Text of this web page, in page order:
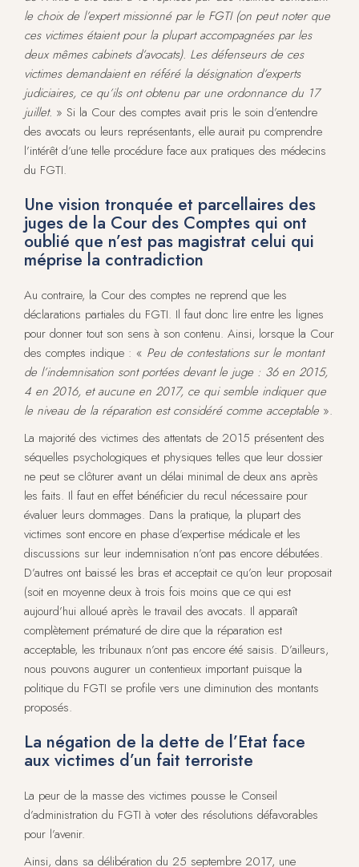
le choix de l’expert missionné par le FGTI (on peut noter que
ces victimes étaient pour la plupart accompagnées par les
deux mêmes cabinets d’avocats). Les défenseurs de ces
victimes demandaient en référé la désignation d’experts
judiciaires, ce qu’ils ont obtenu par une ordonnance du 17
juillet. » Si la Cour des comptes avait pris le soin d’entendre
des avocats ou leurs représentants, elle aurait pu comprendre
l’intérêt d’une telle procédure face aux pratiques des médecins
du FGTI.
Une vision tronquée et parcellaires des
juges de la Cour des Comptes qui ont
oublié que n’est pas magistrat celui qui
méprise la contradiction
Au contraire, la Cour des comptes ne reprend que les
déclarations partiales du FGTI. Il faut donc lire entre les lignes
pour donner tout son sens à son contenu. Ainsi, lorsque la Cour
des comptes indique : « Peu de contestations sur le montant
de l’indemnisation sont portées devant le juge : 36 en 2015,
4 en 2016, et aucune en 2017, ce qui semble indiquer que
le niveau de la réparation est considéré comme acceptable ».
La majorité des victimes des attentats de 2015 présentent des
séquelles psychologiques et physiques telles que leur dossier
ne peut se clôturer avant un délai minimal de deux ans après
les faits. Il faut en effet bénéficier du recul nécessaire pour
évaluer leurs dommages. Dans la pratique, la plupart des
victimes sont encore en phase d’expertise médicale et les
discussions sur leur indemnisation n’ont pas encore débutées.
D’autres ont baissé les bras et acceptait ce qu’on leur proposait
(soit en moyenne deux à trois fois moins que ce qui est
aujourd’hui alloué après le travail des avocats. Il apparaît
complètement prématuré de dire que la réparation est
acceptable, les tribunaux n’ont pas encore été saisis. D’ailleurs,
nous pouvons augurer un contentieux important puisque la
politique du FGTI se profile vers une diminution des montants
proposés.
La négation de la dette de l’Etat face
aux victimes d’un fait terroriste
La peur de la masse des victimes pousse le Conseil
d’administration du FGTI à voter des résolutions défavorables
pour l’avenir.
Ainsi, dans sa délibération du 25 septembre 2017, une